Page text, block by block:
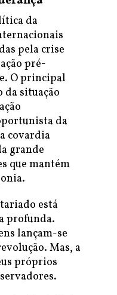
da
pela crise
pré-
O principal
da situação
da
covardia
grande
que mantém
está
profunda.
lançam-se
Mas, a
próprios